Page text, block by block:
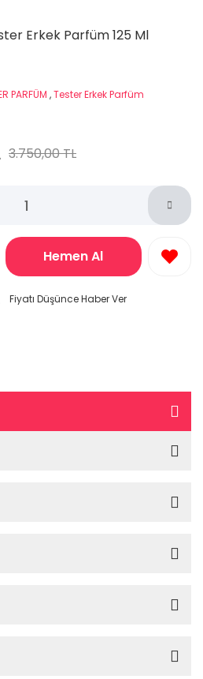
Erkek Parfüm 125 Ml
PARFÜM ,Tester Erkek Parfüm
3.750,00 TL
Hemen Al
Fiyatı Düşünce Haber Ver